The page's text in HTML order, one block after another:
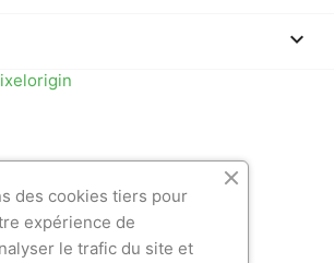
keyboard_arrow_down
des cookies tiers pour
expérience de
le trafic du site et